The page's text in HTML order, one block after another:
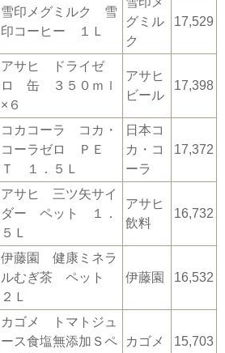
雪印メグミルク 雪
印コーヒー １Ｌ
グミル
ク
17,529
アサヒ ドライゼ
ロ 缶 ３５０ｍｌ
×６
アサヒ
ビール
17,398
コカコーラ コカ・
コーラゼロ ＰＥ
Ｔ １．５Ｌ
日本コ
カ・コ
ーラ
17,372
アサヒ 三ツ矢サイ
ダー ペット １．
５Ｌ
アサヒ
飲料
16,732
伊藤園 健康ミネラ
ルむぎ茶 ペット
２Ｌ
伊藤園 16,532
カゴメ トマトジュ
ース食塩無添加Ｓペ
カゴメ 15,703